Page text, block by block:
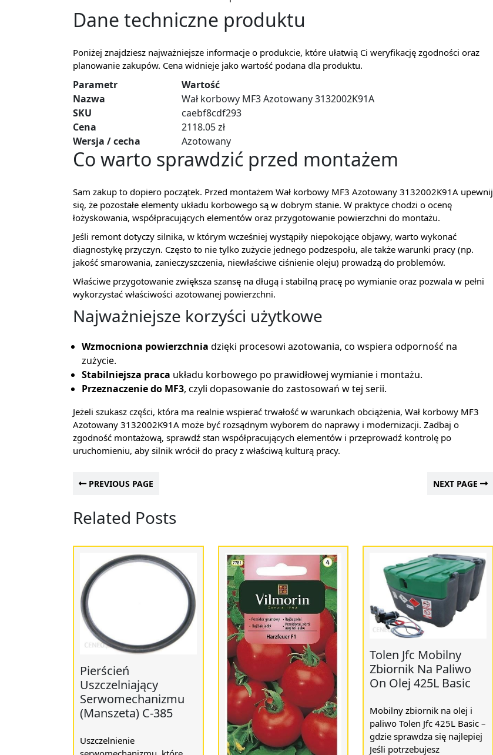
Dane techniczne produktu
Poniżej znajdziesz najważniejsze informacje o produkcie, które ułatwią Ci weryfikację zgodności oraz
planowanie zakupów. Cena widnieje jako wartość podana dla produktu.
Parametr
Wartość
Nazwa
Wał korbowy MF3 Azotowany 3132002K91A
SKU
caebf8cdf293
Cena
2118.05 zł
Wersja / cecha
Azotowany
Co warto sprawdzić przed montażem
Sam zakup to dopiero początek. Przed montażem Wał korbowy MF3 Azotowany 3132002K91A upewnij
się, że pozostałe elementy układu korbowego są w dobrym stanie. W praktyce chodzi o ocenę
łożyskowania, współpracujących elementów oraz przygotowanie powierzchni do montażu.
Jeśli remont dotyczy silnika, w którym wcześniej wystąpiły niepokojące objawy, warto wykonać
diagnostykę przyczyn. Często to nie tylko zużycie jednego podzespołu, ale także warunki pracy (np.
jakość smarowania, zanieczyszczenia, niewłaściwe ciśnienie oleju) prowadzą do problemów.
Właściwe przygotowanie zwiększa szansę na długą i stabilną pracę po wymianie oraz pozwala w pełni
wykorzystać właściwości azotowanej powierzchni.
Najważniejsze korzyści użytkowe
Wzmocniona powierzchnia dzięki procesowi azotowania, co wspiera odporność na
zużycie.
Stabilniejsza praca układu korbowego po prawidłowej wymianie i montażu.
Przeznaczenie do MF3, czyli dopasowanie do zastosowań w tej serii.
Jeżeli szukasz części, która ma realnie wspierać trwałość w warunkach obciążenia, Wał korbowy MF3
Azotowany 3132002K91A może być rozsądnym wyborem do naprawy i modernizacji. Zadbaj o
zgodność montażową, sprawdź stan współpracujących elementów i przeprowadź kontrolę po
uruchomieniu, aby silnik wrócił do pracy z właściwą kulturą pracy.
PREVIOUS PAGE NEXT PAGE
Related Posts
Pierścień
Uszczelniający
Serwomechanizmu
(Manszeta) C-385
Uszczelnienie
Tolen Jfc Mobilny
Zbiornik Na Paliwo
On Olej 425L Basic
Mobilny zbiornik na olej i
paliwo Tolen Jfc 425L Basic –
gdzie sprawdza się najlepiej
Jeśli potrzebujesz